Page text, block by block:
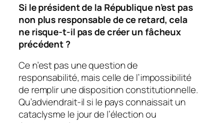
Si le président de la République n’est pas
non plus responsable de ce retard, cela
ne risque-t-il pas de créer un fâcheux
précédent ?
Ce n’est pas une question de
responsabilité, mais celle de l’impossibilité
de remplir une disposition constitutionnelle.
Qu’adviendrait-il si le pays connaissait un
cataclysme le jour de l’élection ou